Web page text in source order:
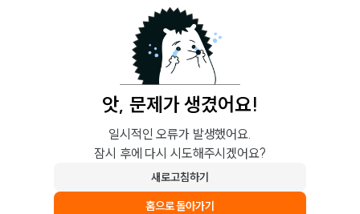
앗, 문제가 생겼어요!
일시적인 오류가 발생했어요.
잠시 후에 다시 시도해주시겠어요?
새로고침하기
홈으로 돌아가기